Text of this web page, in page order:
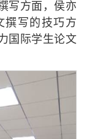
写方面，侯亦
撰写的技巧方
国际学生论文